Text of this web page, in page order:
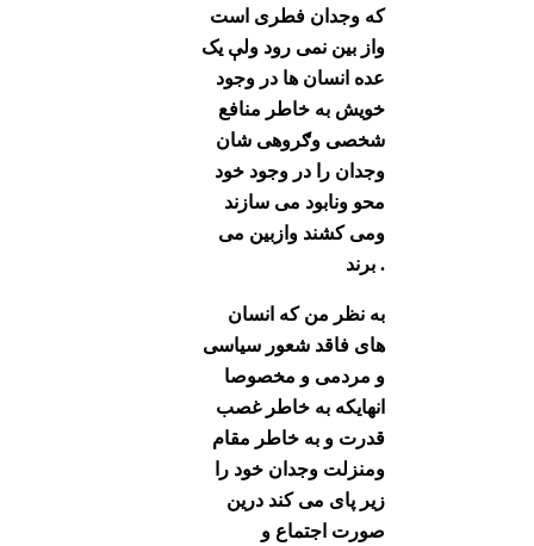
که وجدان فطری است
واز بین نمی رود ولې یک
عده انسان ها در وجود
خویش به خاطر منافع
شخصی وګروهی شان
وجدان را در وجود خود
محو ونابود می سازند
ومی کشند وازبین می
برند .
به نظر من که انسان
های فاقد شعور سیاسی
و مردمی و مخصوصا
انهایکه به خاطر غصب
قدرت و به خاطر مقام
ومنزلت وجدان خود را
زیر پای می کند درین
صورت اجتماع و